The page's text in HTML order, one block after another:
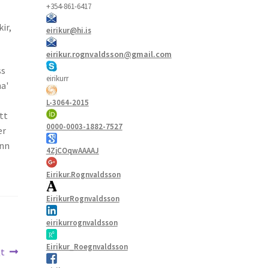
+354-861-6417
eirikur@hi.is
eirikur.rognvaldsson@gmail.com
eirikurr
L-3064-2015
0000-0003-1882-7527
4ZjCOqwAAAAJ
Eirikur.Rognvaldsson
EirikurRognvaldsson
eirikurrognvaldsson
Eirikur_Roegnvaldsson